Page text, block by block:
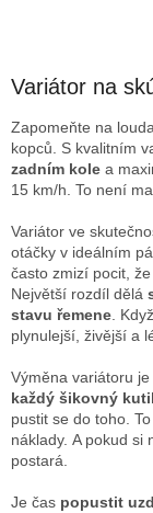
Variátor na
Zapomeňte na
kopců. S kvalitním
zadním kole a
15 km/h. To není
Variátor ve
otáčky v ideálním
často zmizí pocit,
Největší rozdíl dělá
stavu řemene .
plynulejší, živější a
Výměna variátoru
každý šikovný kutil
pustit se do toho.
náklady. A pokud si
postará.
Je čas popustit